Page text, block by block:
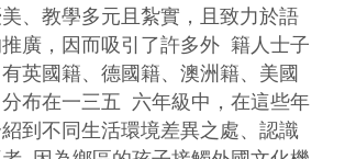
、教學多元且紮實，且致力於語
廣，因而吸引了許多外  籍人士子
英國籍、德國籍、澳洲籍、美國
布在一三五  六年級中，在這些年
到不同生活環境差異之處、認識